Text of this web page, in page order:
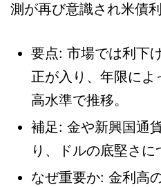
測が再び意識され米債
要点: 市場では利下
正が入り、年限に
高水準で推移。
補足: 金や新興国通
り、ドルの底堅さに
なぜ重要か: 金利高